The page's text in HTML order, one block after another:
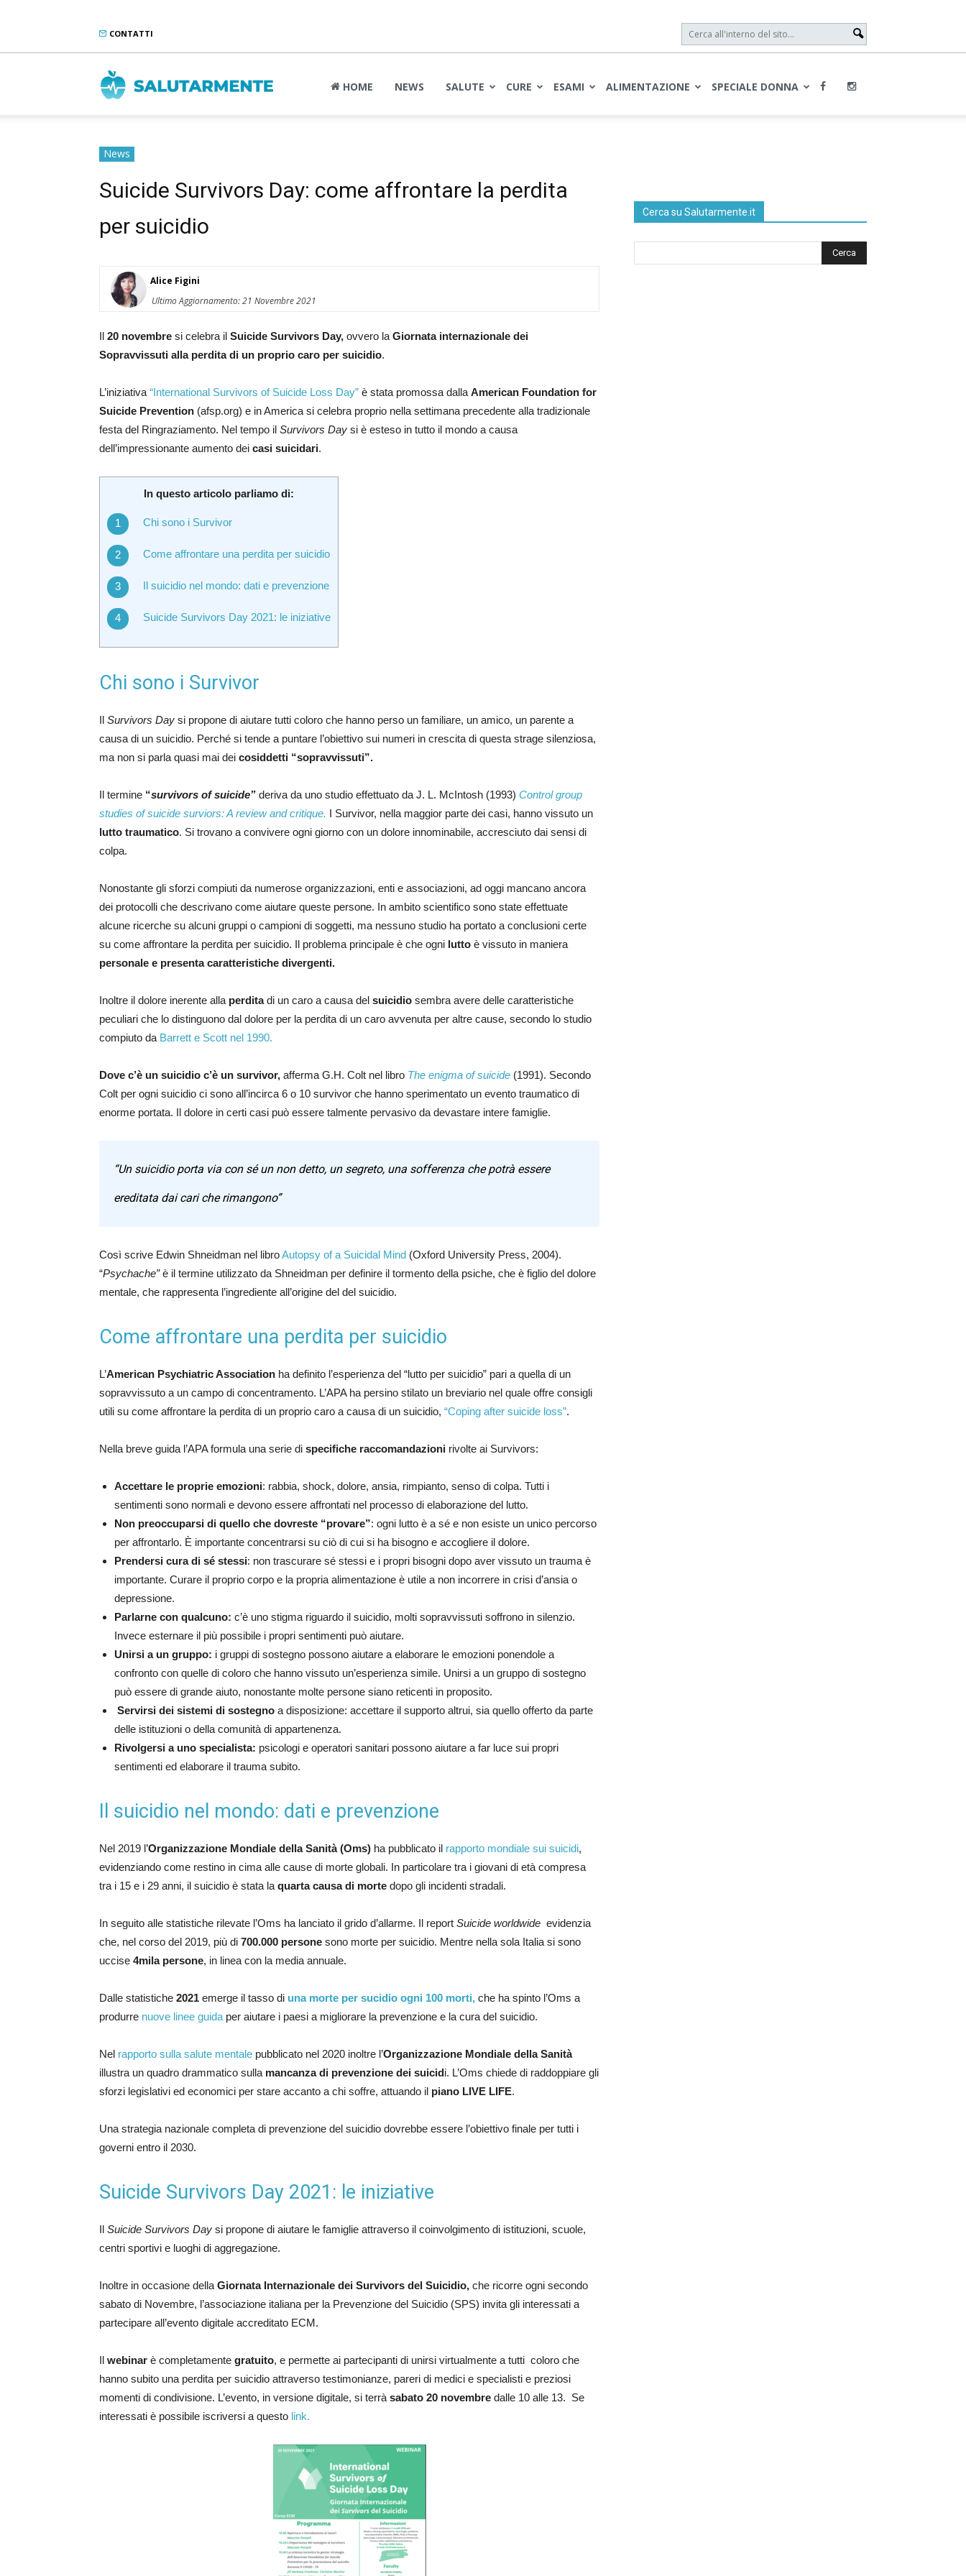
CONTATTI
Salutarmente HOME NEWS SALUTE CURE ESAMI ALIMENTAZIONE SPECIALE DONNA
News
Suicide Survivors Day: come affrontare la perdita
per suicidio
Alice Figini
Ultimo Aggiornamento: 21 Novembre 2021
Il 20 novembre si celebra il Suicide Survivors Day, ovvero la Giornata internazionale dei
Sopravvissuti alla perdita di un proprio caro per suicidio.
L’iniziativa “International Survivors of Suicide Loss Day” è stata promossa dalla American Foundation for
Suicide Prevention (afsp.org) e in America si celebra proprio nella settimana precedente alla tradizionale
festa del Ringraziamento. Nel tempo il Survivors Day si è esteso in tutto il mondo a causa
dell’impressionante aumento dei casi suicidari.
In questo articolo parliamo di:
Chi sono i Survivor
Come affrontare una perdita per suicidio
Il suicidio nel mondo: dati e prevenzione
Suicide Survivors Day 2021: le iniziative
Chi sono i Survivor
Il Survivors Day si propone di aiutare tutti coloro che hanno perso un familiare, un amico, un parente a
causa di un suicidio. Perché si tende a puntare l’obiettivo sui numeri in crescita di questa strage silenziosa,
ma non si parla quasi mai dei cosiddetti “sopravvissuti”.
Il termine “survivors of suicide” deriva da uno studio effettuato da J. L. McIntosh (1993) Control group
studies of suicide surviors: A review and critique. I Survivor, nella maggior parte dei casi, hanno vissuto un
lutto traumatico. Si trovano a convivere ogni giorno con un dolore innominabile, accresciuto dai sensi di
colpa.
Nonostante gli sforzi compiuti da numerose organizzazioni, enti e associazioni, ad oggi mancano ancora
dei protocolli che descrivano come aiutare queste persone. In ambito scientifico sono state effettuate
alcune ricerche su alcuni gruppi o campioni di soggetti, ma nessuno studio ha portato a conclusioni certe
su come affrontare la perdita per suicidio. Il problema principale è che ogni lutto è vissuto in maniera
personale e presenta caratteristiche divergenti.
Inoltre il dolore inerente alla perditadi un caro a causa del suicidio sembra avere delle caratteristiche
peculiari che lo distinguono dal dolore per la perdita di un caro avvenuta per altre cause, secondo lo studio
compiuto da Barrett e Scott nel 1990.
Dove c’è un suicidio c’è un survivor, afferma G.H. Colt nel libro The enigma of suicide (1991). Secondo
Colt per ogni suicidio ci sono all’incirca 6 o 10 survivor che hanno sperimentato un evento traumatico di
enorme portata. Il dolore in certi casi può essere talmente pervasivo da devastare intere famiglie.
“Un suicidio porta via con sé un non detto, un segreto, una sofferenza che potrà essere
ereditata dai cari che rimangono”
Così scrive Edwin Shneidman nel libroAutopsy of a Suicidal Mind (Oxford University Press, 2004).
“Psychache”è il termine utilizzato da Shneidman per definire il tormento della psiche, che è figlio del dolore
mentale, che rappresenta l’ingrediente all’origine del del suicidio.
Come affrontare una perdita per suicidio
L’American Psychiatric Association ha definito l’esperienza del “lutto per suicidio” pari a quella di un
sopravvissuto a un campo di concentramento. L’APA ha persino stilato un breviario nel quale offre consigli
utili su come affrontare la perdita di un proprio caro a causa di un suicidio, “Coping after suicide loss”.
Nella breve guida l’APA formula una serie di specifiche raccomandazioni rivolte ai Survivors:
Accettare le proprie emozioni: rabbia, shock, dolore, ansia, rimpianto, senso di colpa. Tutti i
sentimenti sono normali e devono essere affrontati nel processo di elaborazione del lutto.
Non preoccuparsi di quello che dovreste “provare”: ogni lutto è a sé e non esiste un unico percorso
per affrontarlo. È importante concentrarsi su ciò di cui si ha bisogno e accogliere il dolore.
Prendersi cura di sé stessi: non trascurare sé stessi e i propri bisogni dopo aver vissuto un trauma è
importante. Curare il proprio corpo e la propria alimentazione è utile a non incorrere in crisi d’ansia o
depressione.
Parlarne con qualcuno: c’è uno stigma riguardo il suicidio, molti sopravvissuti soffrono in silenzio.
Invece esternare il più possibile i propri sentimenti può aiutare.
Unirsi a un gruppo: i gruppi di sostegno possono aiutare a elaborare le emozioni ponendole a
confronto con quelle di coloro che hanno vissuto un’esperienza simile. Unirsi a un gruppo di sostegno
può essere di grande aiuto, nonostante molte persone siano reticenti in proposito.
Servirsi dei sistemi di sostegno a disposizione: accettare il supporto altrui, sia quello offerto da parte
delle istituzioni o della comunità di appartenenza.
Rivolgersi a uno specialista: psicologi e operatori sanitari possono aiutare a far luce sui propri
sentimenti ed elaborare il trauma subito.
Il suicidio nel mondo: dati e prevenzione
Nel 2019 l’Organizzazione Mondiale della Sanità (Oms) ha pubblicato il rapporto mondiale sui suicidi,
evidenziando come restino in cima alle cause di morte globali. In particolare tra i giovani di età compresa
tra i 15 e i 29 anni, il suicidio è stata la quarta causa di morte dopo gli incidenti stradali.
In seguito alle statistiche rilevate l’Oms ha lanciato il grido d’allarme. Il report Suicide worldwide evidenzia
che, nel corso del 2019, più di 700.000 persone sono morte per suicidio. Mentre nella sola Italia si sono
uccise 4mila persone, in linea con la media annuale.
Dalle statistiche 2021 emerge il tasso di una morte per sucidio ogni 100 morti, che ha spinto l’Oms a
produrre nuove linee guida per aiutare i paesi a migliorare la prevenzione e la cura del suicidio.
Nel rapporto sulla salute mentale pubblicato nel 2020 inoltre l’Organizzazione Mondiale della Sanità
illustra un quadro drammatico sulla mancanza di prevenzione dei suicidi. L’Oms chiede di raddoppiare gli
sforzi legislativi ed economici per stare accanto a chi soffre, attuando il piano LIVE LIFE.
Una strategia nazionale completa di prevenzione del suicidio dovrebbe essere l’obiettivo finale per tutti i
governi entro il 2030.
Suicide Survivors Day 2021: le iniziative
Il Suicide Survivors Day si propone di aiutare le famiglie attraverso il coinvolgimento di istituzioni, scuole,
centri sportivi e luoghi di aggregazione.
Inoltre in occasione della Giornata Internazionale dei Survivors del Suicidio, che ricorre ogni secondo
sabato di Novembre, l’associazione italiana per la Prevenzione del Suicidio (SPS) invita gli interessati a
partecipare all’evento digitale accreditato ECM.
Il webinar è completamente gratuito, e permette ai partecipanti di unirsi virtualmente a tutti coloro che
hanno subito una perdita per suicidio attraverso testimonianze, pareri di medici e specialisti e preziosi
momenti di condivisione. L’evento, in versione digitale, si terrà sabato 20 novembre dalle 10 alle 13. Se
interessati è possibile iscriversi a questo link.
Cerca su Salutarmente.it